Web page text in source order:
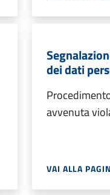
dei dati
avvenuta
VAI ALLA